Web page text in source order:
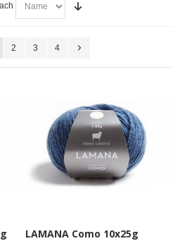
2 3 4
LAMANA Como 10x25g